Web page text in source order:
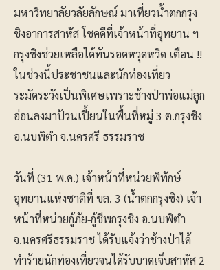
มหาวิทยาลัยวลัยลักษณ์ มาเที่ยวน้ำตกกรุง
ชิงอาการสาหัส โชคดีที่เจ้าหน้าที่อุทยาน ฯ
กรุงชิงช่วยเหลือได้ทันรอดหวุดหวิด เตือน !!
ในช่วงนี้ประชาชนและนักท่องเที่ยว
ระมัดระวังเป็นพิเศษเพราะช้างป่าพ่อแม่ลูก
อ่อนลงมาป้วนเปี้ยนในพื้นที่หมู่ 3 ต.กรุงชิง
อ.นบพิตำ จ.นครศรี ธรรมราช
วันที่ (31 พ.ค.) เจ้าหน้าที่หน่วยพิทักษ์
อุทยานแห่งชาติที่ ขล. 3 (น้ำตกกรุงชิง) เจ้า
หน้าที่หน่วยกู้ภัย-กู้ชีพกรุงชิง อ.นบพิตำ
จ.นครศรีธรรมราช ได้รับแจ้งว่าช้างป่าได้
ทำร้ายนักท่องเที่ยวจนได้รับบาดเจ็บสาหัส 2